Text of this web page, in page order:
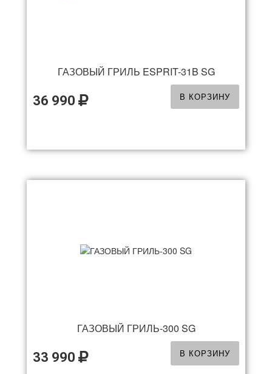
ГАЗОВЫЙ ГРИЛЬ ESPRIT-31B SG
36 990 В КОРЗИНУ
ГАЗОВЫЙ ГРИЛЬ-300 SG
33 990 В КОРЗИНУ